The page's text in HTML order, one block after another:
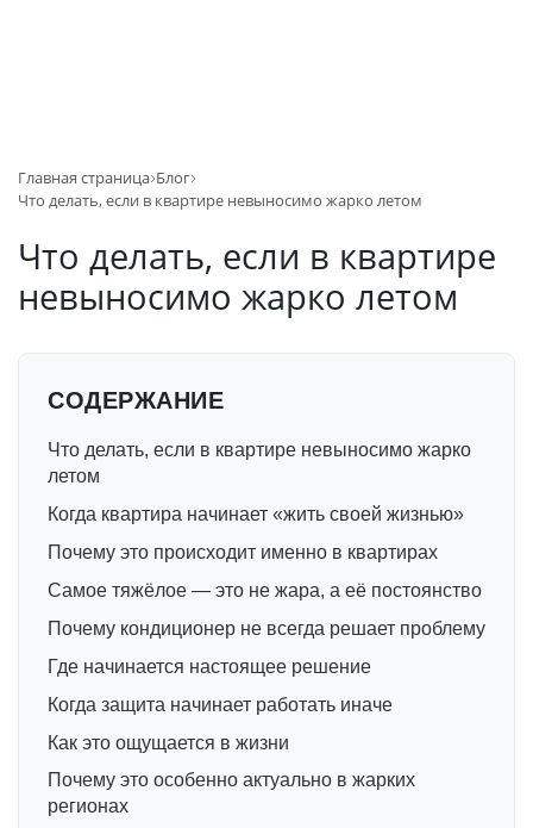
Главная страница Блог
Что делать, если в квартире невыносимо жарко летом
Что делать, если в квартире
невыносимо жарко летом
СОДЕРЖАНИЕ
Что делать, если в квартире невыносимо жарко
летом
Когда квартира начинает «жить своей жизнью»
Почему это происходит именно в квартирах
Самое тяжёлое — это не жара, а её постоянство
Почему кондиционер не всегда решает проблему
Где начинается настоящее решение
Когда защита начинает работать иначе
Как это ощущается в жизни
Почему это особенно актуально в жарких
регионах